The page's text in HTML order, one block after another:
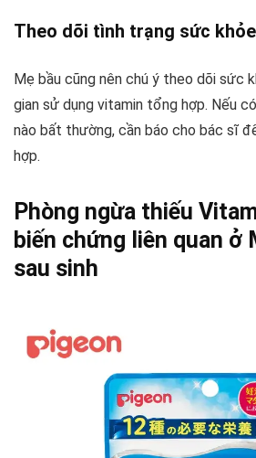
Theo dõi tình trạng sức khỏe
Mẹ bầu cũng nên chú ý theo dõi sức
gian sử dụng vitamin tổng hợp. Nếu
nào bất thường, cần báo cho bác sĩ
hợp.
Phòng ngừa thiếu
biến chứng liên quan ở
sau sinh